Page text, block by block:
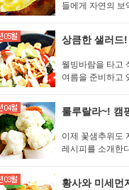
들에게 자연의 보
상큼한 샐러드
웰빙바람을 타고
여름을 준비하고
룰루랄라~! 캠
이제 꽃샘추위도
레시피를 소개한
황사와 미세먼